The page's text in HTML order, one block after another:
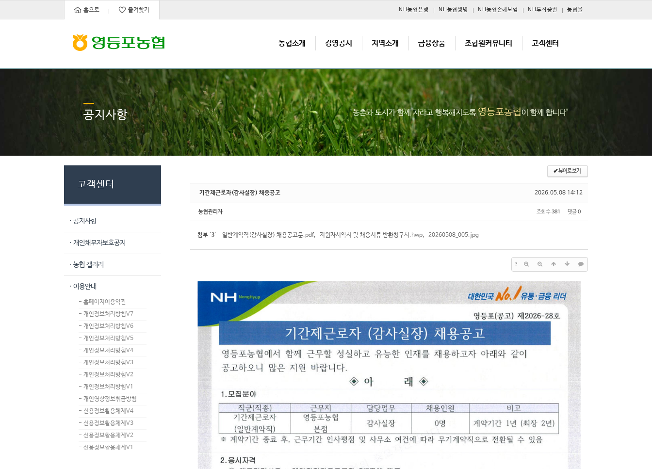
홈으로 즐겨찾기 NH농협은행 NH농협생명 NH농협손해보험 NH투자증권 농협몰
농협소개 경영공시 지역소개 금융상품 조합원커뮤니티 고객센터
공지사항 "농촌과 도시가 함께 자라고 행복해지도록영등포농협이 함께 합니다"
고객센터
· 공지사항
· 개인채무자보호공지
· 농협 갤러리
· 이용안내
- 홈페이지이용약관
- 개인정보처리방침V7
- 개인정보처리방침V6
- 개인정보처리방침V5
- 개인정보처리방침V4
- 개인정보처리방침V3
- 개인정보처리방침V2
- 개인정보처리방침V1
- 개인영상정보취급방침
- 신용정보활용체제V4
- 신용정보활용체제V3
- 신용정보활용체제V2
- 신용정보활용체제V1
✔뷰어로 보기
2026.05.08 14:12
기간제근로자(감사실장) 채용공고
농협관리자 조회 수381 댓글0
첨부 '3' 일반계약직(감사실장) 채용공고문.pdf, 지원자서약서 및 채용서류 반환청구서.hwp, 20260508_005.jpg
?